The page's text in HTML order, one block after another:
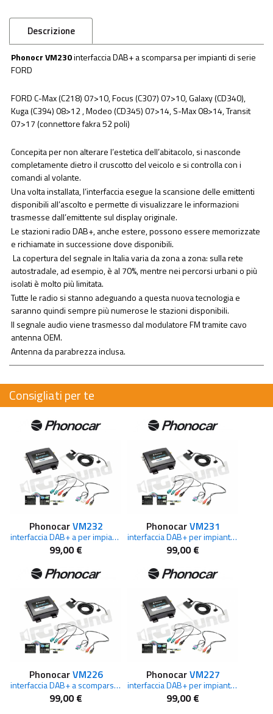
Descrizione
Phonocr VM230interfaccia DAB+ a scomparsa per impianti di serie
FORD
FORD C-Max (C218) 07>10, Focus (C307) 07>10, Galaxy (CD340),
Kuga (C394) 08>12 , Modeo (CD345) 07>14, S-Max 08>14, Transit
07>17 (connettore fakra 52 poli)
Concepita per non alterare l’estetica dell’abitacolo, si nasconde
completamente dietro il cruscotto del veicolo e si controlla con i
comandi al volante.
Una volta installata, l’interfaccia esegue la scansione delle emittenti
disponibili all’ascolto e permette di visualizzare le informazioni
trasmesse dall’emittente sul display originale.
Le stazioni radio DAB+, anche estere, possono essere memorizzate
e richiamate in successione dove disponibili.
La copertura del segnale in Italia varia da zona a zona: sulla rete
autostradale, ad esempio, è al 70%, mentre nei percorsi urbani o più
isolati è molto più limitata.
Tutte le radio si stanno adeguando a questa nuova tecnologia e
saranno quindi sempre più numerose le stazioni disponibili.
Il segnale audio viene trasmesso dal modulatore FM tramite cavo
antenna OEM.
Antenna da parabrezza inclusa.
Consigliati per te
PhonocarVM232
interfaccia DAB+ a per impianti di serie FORD Sync 2 / Sync 3
99,00 €
PhonocarVM231
interfaccia DAB+ per impianti di serie FORD Fiesta
99,00 €
PhonocarVM226
interfaccia DAB+ a scomparsa per VOLKSWAGEN
99,00 €
PhonocarVM227
interfaccia DAB+ per impianti di serie AUDI A3, TT
99,00 €